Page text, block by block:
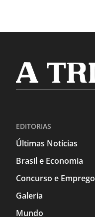
EDITORIAS
Últimas Notícias
Brasil e Economia
Concurso e Emprego
Galeria
Mundo